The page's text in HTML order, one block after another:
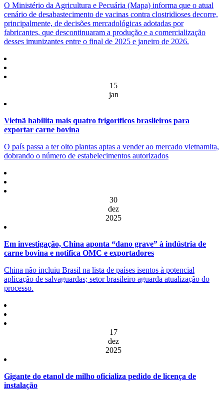
O Ministério da Agricultura e Pecuária (Mapa) informa que o atual
cenário de desabastecimento de vacinas contra clostridioses decorre,
principalmente, de decisões mercadológicas adotadas por
fabricantes, que descontinuaram a produção e a comercialização
desses imunizantes entre o final de 2025 e janeiro de 2026.
15
jan
Vietnã habilita mais quatro frigoríficos brasileiros para
exportar carne bovina
O país passa a ter oito plantas aptas a vender ao mercado vietnamita,
dobrando o número de estabelecimentos autorizados
30
dez
2025
Em investigação, China aponta “dano grave” à indústria de
carne bovina e notifica OMC e exportadores
China não incluiu Brasil na lista de países isentos à potencial
aplicação de salvaguardas; setor brasileiro aguarda atualização do
processo.
17
dez
2025
Gigante do etanol de milho oficializa pedido de licença de
instalação